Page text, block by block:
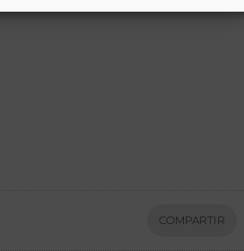
COMPARTIR